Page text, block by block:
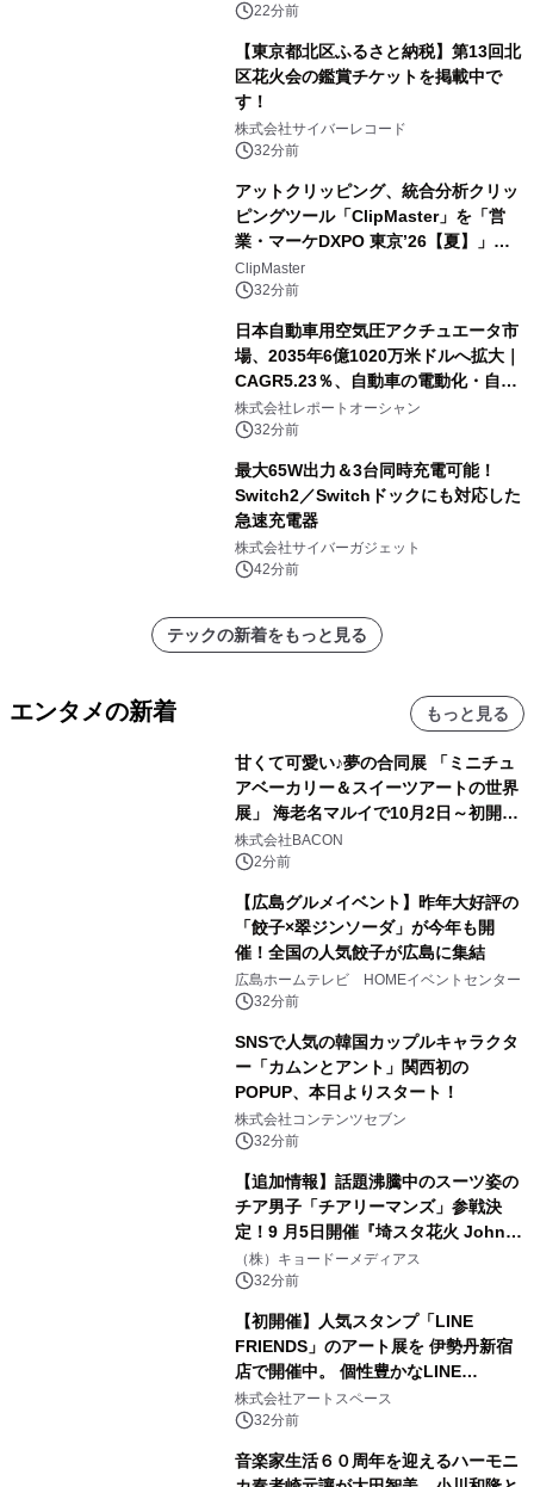
22分前
【東京都北区ふるさと納税】第13回北
区花火会の鑑賞チケットを掲載中で
す！
株式会社サイバーレコード
32分前
アットクリッピング、統合分析クリッ
ピングツール「ClipMaster」を「営
業・マーケDXPO 東京’26【夏】」に
出展
ClipMaster
32分前
日本自動車用空気圧アクチュエータ市
場、2035年6億1020万米ドルへ拡大｜
CAGR5.23％、自動車の電動化・自動
化・省エネ需要が成長を牽引
株式会社レポートオーシャン
32分前
最大65W出力＆3台同時充電可能！
Switch2／Switchドックにも対応した
急速充電器
株式会社サイバーガジェット
42分前
テックの新着をもっと見る
エンタメの新着 もっと見る
甘くて可愛い♪夢の合同展 「ミニチュ
アベーカリー＆スイーツアートの世界
展」 海老名マルイで10月2日～初開
催！
株式会社BACON
2分前
【広島グルメイベント】昨年大好評の
「餃子×翠ジンソーダ」が今年も開
催！全国の人気餃子が広島に集結
広島ホームテレビ HOMEイベントセンター
32分前
SNSで人気の韓国カップルキャラクタ
ー「カムンとアント」関西初の
POPUP、本日よりスタート！
株式会社コンテンツセブン
32分前
【追加情報】話題沸騰中のスーツ姿の
チア男子「チアリーマンズ」参戦決
定！9 月5日開催『埼スタ花火 John
Williams Fireworks 2026』を大迫力
のパフォーマンスで熱く盛り上げる！
（株）キョードーメディアス
32分前
【初開催】人気スタンプ「LINE
FRIENDS」のアート展を 伊勢丹新宿
店で開催中。 個性豊かなLINE
FRIENDSの仲間たちが インテリアア
ートとして新たな魅力を発信。
株式会社アートスペース
32分前
音楽家生活６０周年を迎えるハーモニ